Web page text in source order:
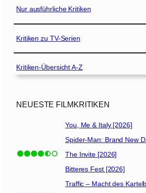
0
1
0
Nur ausführliche Kritiken
Kritiken zu TV-Serien
Kritiken-Übersicht A-Z
NEUESTE FILMKRITIKEN
You, Me & Italy [2026]
Spider-Man: Brand New
The Invite [2026]
Bitteres Fest [2026]
Traffic – Macht des